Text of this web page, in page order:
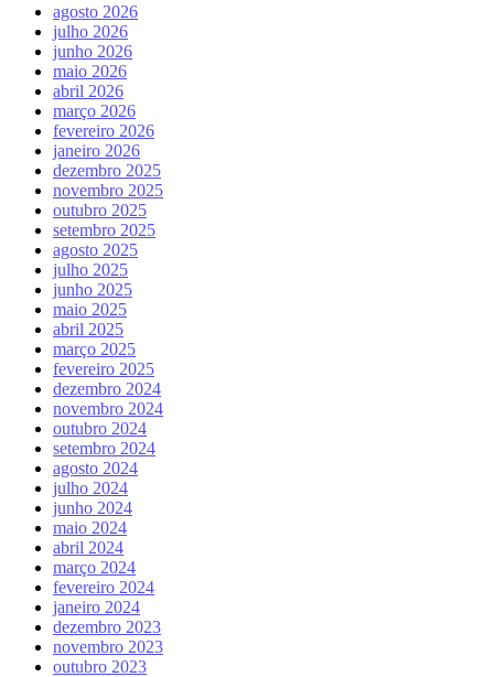
agosto 2026
julho 2026
junho 2026
maio 2026
abril 2026
março 2026
fevereiro 2026
janeiro 2026
dezembro 2025
novembro 2025
outubro 2025
setembro 2025
agosto 2025
julho 2025
junho 2025
maio 2025
abril 2025
março 2025
fevereiro 2025
dezembro 2024
novembro 2024
outubro 2024
setembro 2024
agosto 2024
julho 2024
junho 2024
maio 2024
abril 2024
março 2024
fevereiro 2024
janeiro 2024
dezembro 2023
novembro 2023
outubro 2023